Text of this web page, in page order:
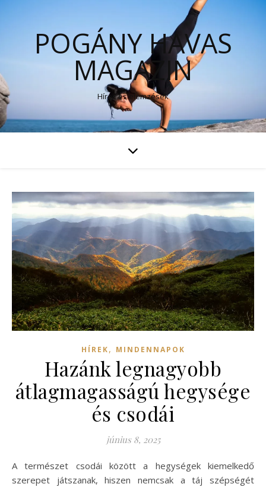
POGÁNY HAVAS
MAGAZIN
Hírek és elemzések
HÍREK, MINDENNAPOK
Hazánk legnagyobb
átlagmagasságú hegysége
és csodái
június 8, 2025
A természet csodái között a hegységek kiemelkedő
szerepet játszanak, hiszen nemcsak a táj szépségét